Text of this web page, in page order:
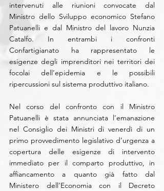
intervenuti alle riunioni convocate dal
Ministro dello Sviluppo economico Stefano
Patuanelli e dal Ministro del lavoro Nunzia
Catalfo. In entrambi i confronti
Confartigianato ha rappresentato le
esigenze degli imprenditori nei territori dei
focolai dell’epidemia e le possibili
ripercussioni sul sistema produttivo italiano.
Nel corso del confronto con il Ministro
Patuanelli è stata annunciata l’emanazione
nel Consiglio dei Ministri di venerdì di un
primo provvedimento legislativo d’urgenza a
copertura delle esigenze di intervento
immediato per il comparto produttivo, in
affiancamento a quanto già fatto dal
Ministero dell’Economia con il Decreto